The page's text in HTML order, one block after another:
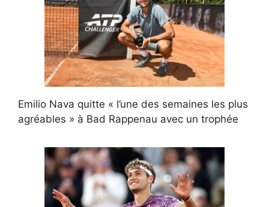
Emilio Nava quitte « l’une des semaines les plus
agréables » à Bad Rappenau avec un trophée